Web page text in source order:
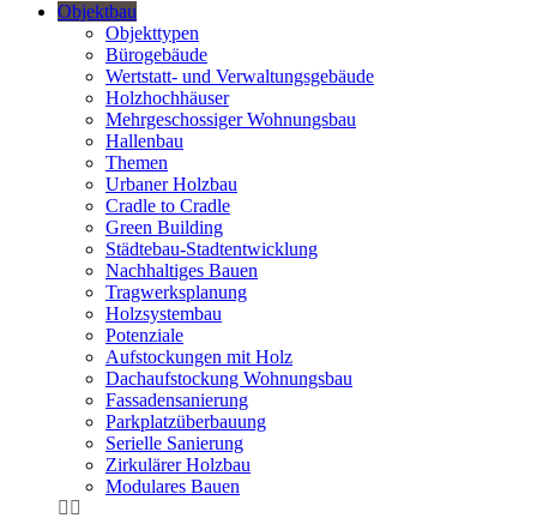
Objektbau
Objekttypen
Bürogebäude
Wertstatt- und Verwaltungsgebäude
Holzhochhäuser
Mehrgeschossiger Wohnungsbau
Hallenbau
Themen
Urbaner Holzbau
Cradle to Cradle
Green Building
Städtebau-Stadtentwicklung
Nachhaltiges Bauen
Tragwerksplanung
Holzsystembau
Potenziale
Aufstockungen mit Holz
Dachaufstockung Wohnungsbau
Fassadensanierung
Parkplatzüberbauung
Serielle Sanierung
Zirkulärer Holzbau
Modulares Bauen